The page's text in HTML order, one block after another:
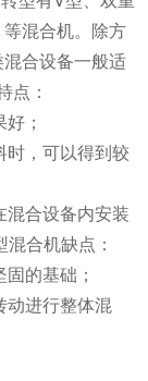
混合机。除方
合设备一般适
点：
；
时，可以得到较
混合设备内安装
合机缺点：
的基础；
动进行整体混